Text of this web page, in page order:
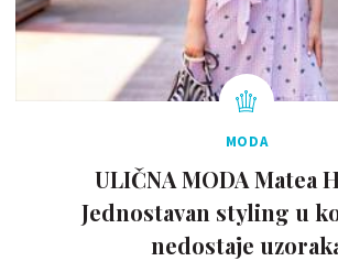
MODA
ULIČNA MODA Matea
Jednostavan styling u
nedostaje